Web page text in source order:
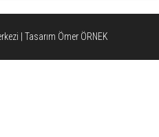
| Tasarım Ömer ÖRNEK